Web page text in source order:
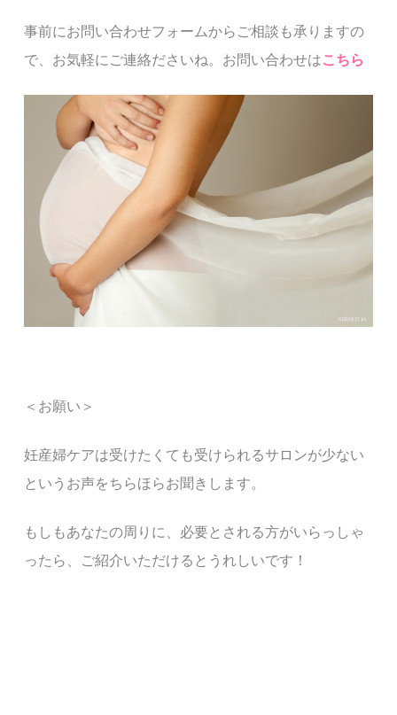
事前にお問い合わせフォームからご相談も承りますの
で、お気軽にご連絡ださいね。お問い合わせはこちら
＜お願い＞
妊産婦ケアは受けたくても受けられるサロンが少ない
というお声をちらほらお聞きします。
もしもあなたの周りに、必要とされる方がいらっしゃ
ったら、ご紹介いただけるとうれしいです！